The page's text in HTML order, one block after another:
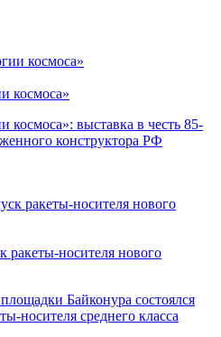
космоса»
космоса»: выставка в честь 85-
конструктора РФ
носителя нового
Байконура состоялся
носителя среднего класса